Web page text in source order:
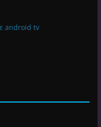
android tv